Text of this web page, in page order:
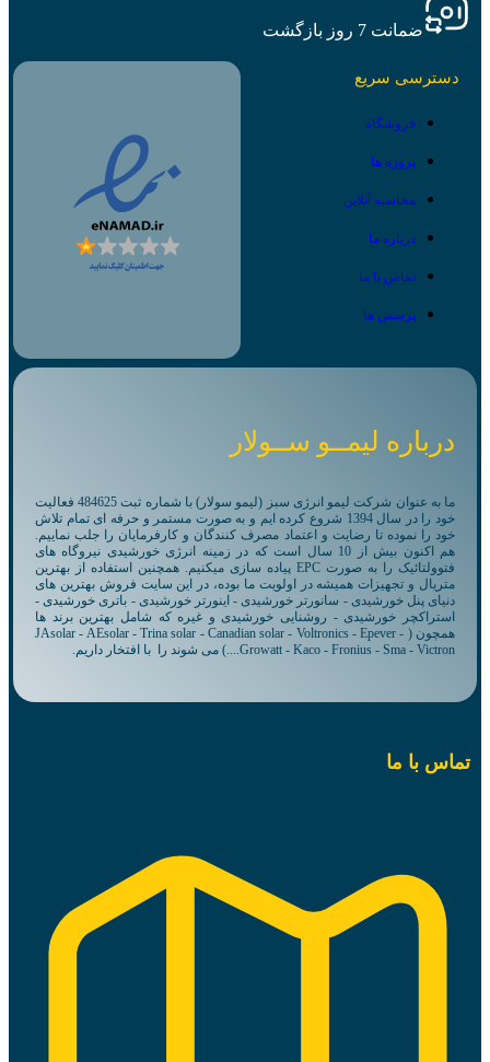
ضمانت 7 روز بازگشت
دسترسی سریع
فروشگاه
پروژه ها
محاسبه آنلاین
درباره ما
تماس با ما
پرسش ها
درباره لیمــو ســولار
ما به عنوان شرکت لیمو انرژی سبز (لیمو سولار) با شماره ثبت 484625 فعالیت
خود را در سال 1394 شروع کرده ایم و به صورت مستمر و حرفه ای تمام تلاش
خود را نموده تا رضایت و اعتماد مصرف کنندگان و کارفرمایان را جلب نماییم.
هم اکنون بیش از 10 سال است که در زمینه انرژی خورشیدی نیروگاه های
فتوولتائیک را به صورت EPC پیاده سازی میکنیم. همچنین استفاده از بهترین
متریال و تجهیزات همیشه در اولویت ما بوده، در این سایت فروش بهترین های
دنیای پنل خورشیدی - سانورتر خورشیدی - اینورتر خورشیدی - باتری خورشیدی -
استراکچر خورشیدی - روشنایی خورشیدی و غیره که شامل بهترین برند ها
همچون ( JAsolar - AEsolar - Trina solar - Canadian solar - Voltronics - Epever -
Growatt - Kaco - Fronius - Sma - Victron....) می شوند را با افتخار داریم.
تماس با ما